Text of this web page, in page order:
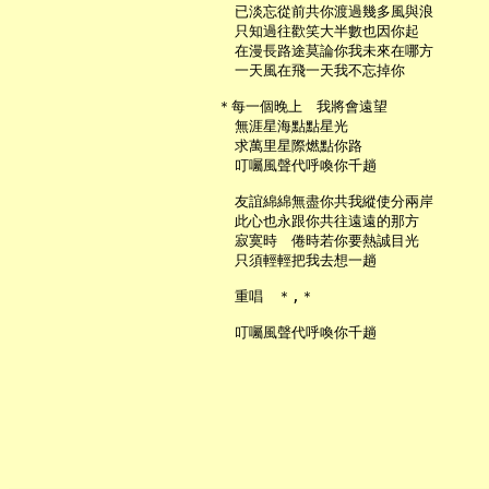
     已淡忘從前共你渡過幾多風與浪
     只知過往歡笑大半數也因你起
     在漫長路途莫論你我未來在哪方
     一天風在飛一天我不忘掉你
   ＊每一個晚上　我將會遠望
     無涯星海點點星光
     求萬里星際燃點你路
     叮囑風聲代呼喚你千趟
     友誼綿綿無盡你共我縱使分兩岸
     此心也永跟你共往遠遠的那方
     寂寞時　倦時若你要熱誠目光
     只須輕輕把我去想一趟
     重唱　＊,＊